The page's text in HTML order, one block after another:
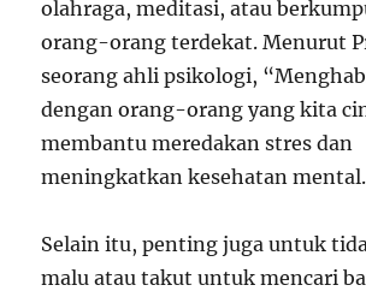
olahraga, meditasi, atau
orang-orang terdekat. Menurut
seorang ahli psikologi,
dengan orang-orang yang kita
membantu meredakan stres dan
meningkatkan kesehatan
Selain itu, penting juga untuk
malu atau takut untuk mencari